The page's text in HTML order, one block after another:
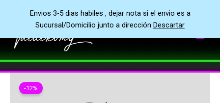
Envios 3-5 dias habiles , dejar nota si el envio es a
Sucursal/Domicilio junto a dirección Descartar
-12%